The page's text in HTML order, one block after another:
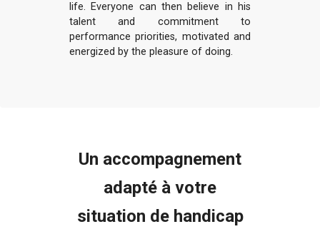
life. Everyone can then believe in his
talent and commitment to
performance priorities, motivated and
energized by the pleasure of doing.
Un accompagnement
adapté à votre
situation de handicap